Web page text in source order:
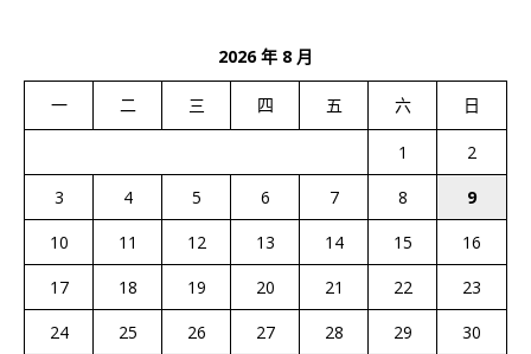
2026 年 8 月
一 二 三 四 五 六 日
1
2
3
4 5 6 7 8
9
10
11 12 13 14 15
16
17
18 19 20 21 22
23
24
25 26 27 28 29
30